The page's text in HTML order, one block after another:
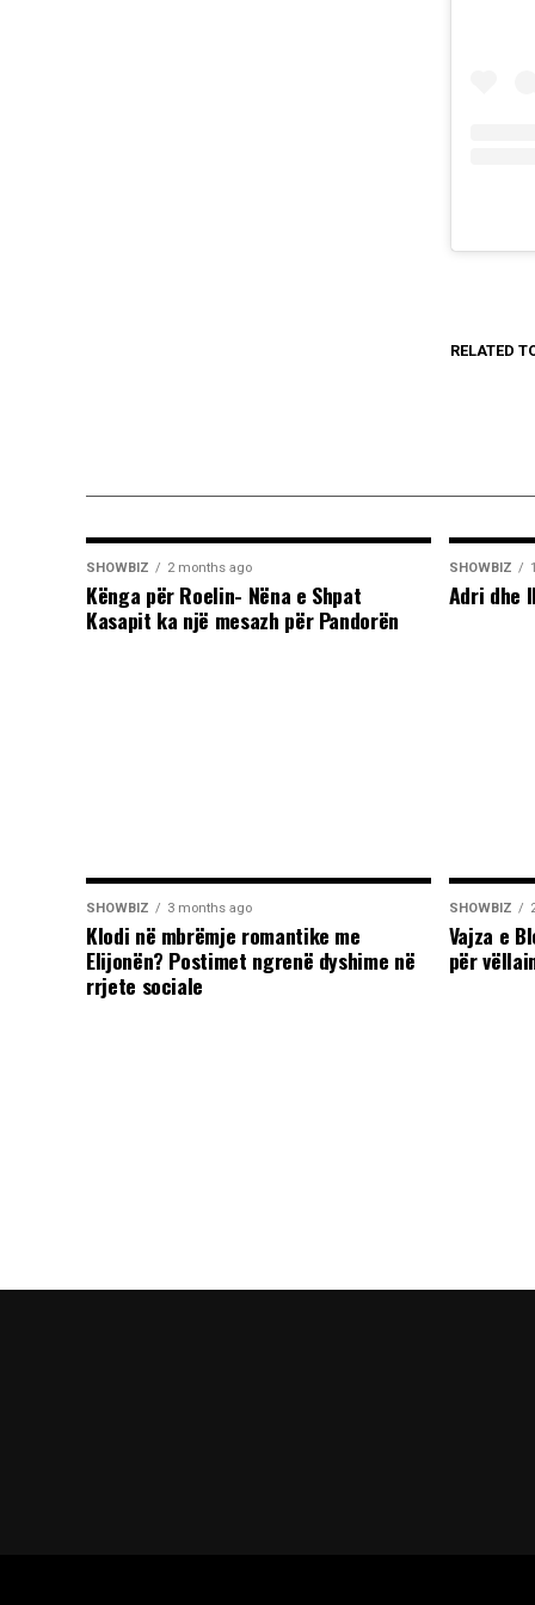
RELATED
SHOWBIZ 2 months ago
Kënga për Roelin- Nëna e Shpat
Kasapit ka një mesazh për Pandorën
SHOWBIZ
Adri dhe
SHOWBIZ 3 months ago
Klodi në mbrëmje romantike me
Elijonën? Postimet ngrenë dyshime në
rrjete sociale
SHOWBIZ
Vajza e
për